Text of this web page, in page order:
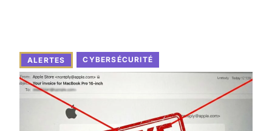
ALERTES CYBERSÉCURITÉ